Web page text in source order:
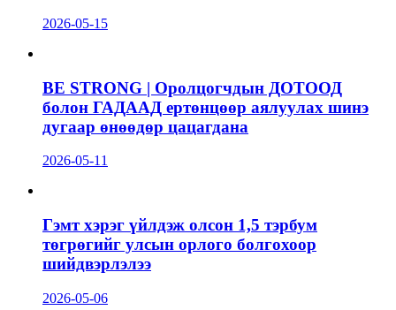
2026-05-15
BE STRONG | Оролцогчдын ДОТООД
болон ГАДААД ертөнцөөр аялуулах шинэ
дугаар өнөөдөр цацагдана
2026-05-11
Гэмт хэрэг үйлдэж олсон 1,5 тэрбум
төгрөгийг улсын орлого болгохоор
шийдвэрлэлээ
2026-05-06